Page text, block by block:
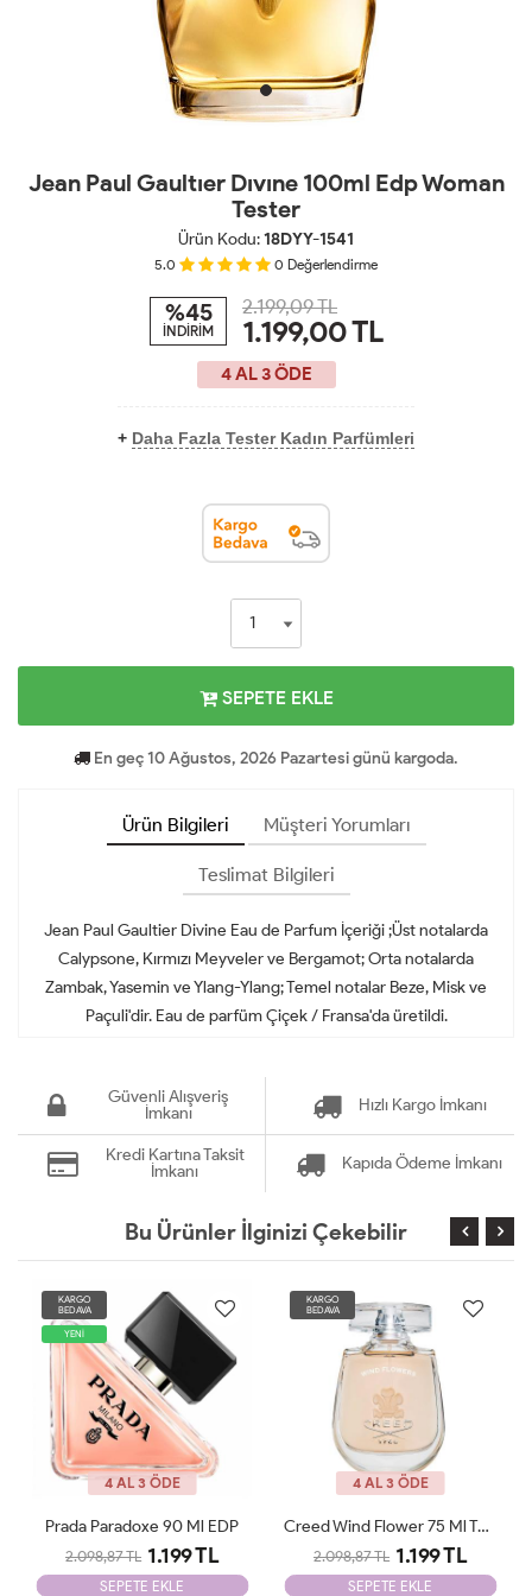
Jean Paul Gaultıer Dıvıne 100ml Edp Woman
Tester
Ürün Kodu:18DYY-1541
5.0 0 Değerlendirme
%45
İNDİRİM
2.199,09 TL
1.199,00TL
4 AL 3 ÖDE
+ Daha Fazla Tester Kadın Parfümleri
SEPETE EKLE
En geç 10 Ağustos, 2026 Pazartesi günü kargoda.
Ürün Bilgileri Müşteri Yorumları
Teslimat Bilgileri
Jean Paul Gaultier Divine Eau de Parfum İçeriği ;Üst notalarda
Calypsone, Kırmızı Meyveler ve Bergamot; Orta notalarda
Zambak, Yasemin ve Ylang-Ylang; Temel notalar Beze, Misk ve
Paçuli'dir. Eau de parfüm Çiçek / Fransa'da üretildi.
Güvenli Alışveriş
İmkanı
Hızlı Kargo İmkanı
Kredi Kartına Taksit
İmkanı
Kapıda Ödeme İmkanı
Bu Ürünler İlginizi Çekebilir
KARGO
BEDAVA
4 AL 3 ÖDE
Creed Wind Flower 75 Ml Tester
2.098,87 TL 1.199 TL
SEPETE EKLE
KARGO
BEDAVA
4 AL 3 ÖDE
Jean Poul La Belle Le Parfum Edp 100 ML Woman Tester
2.098,87 TL 1.199 TL
SEPETE EKLE